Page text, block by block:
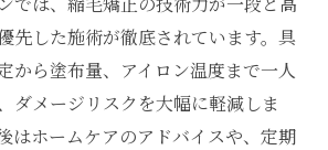
先した施術が徹底されています。具
から塗布量、アイロン温度まで一人
ダメージリスクを大幅に軽減しま
はホームケアのアドバイスや、定期